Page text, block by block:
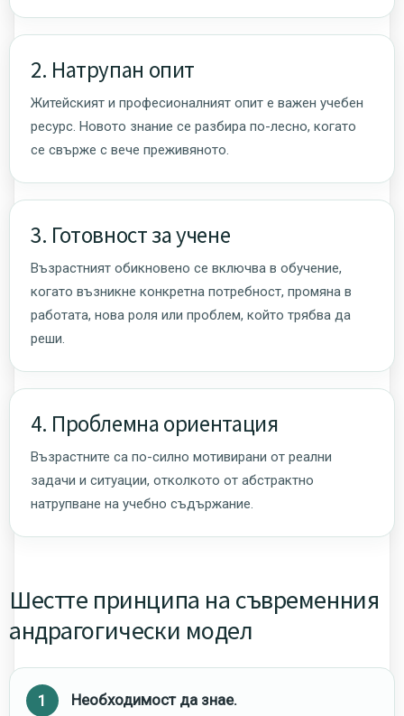
2. Натрупан опит
Житейският и професионалният опит е важен учебен
ресурс. Новото знание се разбира по-лесно, когато
се свърже с вече преживяното.
3. Готовност за учене
Възрастният обикновено се включва в обучение,
когато възникне конкретна потребност, промяна в
работата, нова роля или проблем, който трябва да
реши.
4. Проблемна ориентация
Възрастните са по-силно мотивирани от реални
задачи и ситуации, отколкото от абстрактно
натрупване на учебно съдържание.
Шестте принципа на съвременния
андрагогически модел
Необходимост да знае.